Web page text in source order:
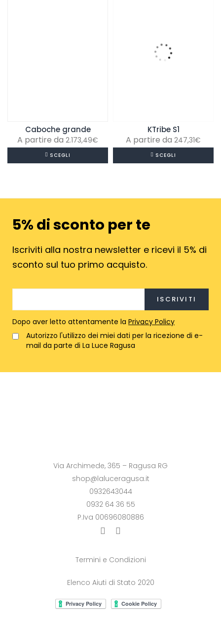
Caboche grande
2.173,49€
SCEGLI
KTribe S1
247,31€
SCEGLI
5% di sconto per te
Iscriviti alla nostra newsletter e ricevi il 5% di
sconto sul tuo primo acquisto.
Dopo aver letto attentamente la Privacy Policy
Autorizzo l'utilizzo dei miei dati per la ricezione di e-
mail da parte di La Luce Ragusa
Via Archimede, 365 – Ragusa RG
shop@laluceragusa.it
0932643044
0932 64 36 55
P.Iva 00696080886
Termini e Condizioni
Elenco Aiuti di Stato 2020